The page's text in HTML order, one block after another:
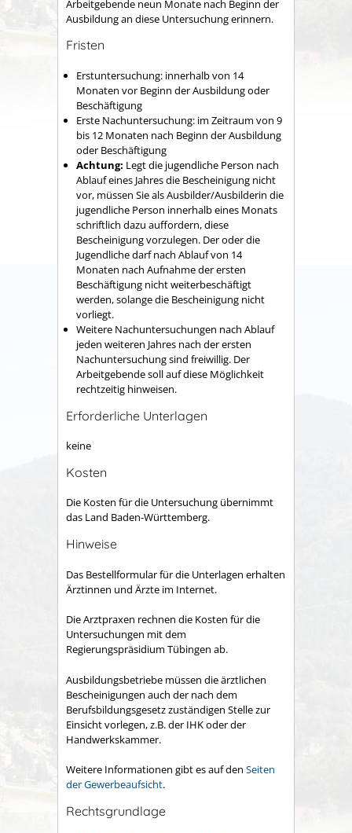
Arbeitgebende neun Monate nach Beginn der
Ausbildung an diese Untersuchungerinnern.
Fristen
Erstuntersuchung: innerhalb von 14
Monaten vor Beginn der Ausbildung oder
Beschäftigung
Erste Nachuntersuchung: im Zeitraum von 9
bis 12 Monaten nach Beginn der Ausbildung
oder Beschäftigung
Achtung: Legt die jugendliche Person nach
Ablauf eines Jahres die Bescheinigung nicht
vor, müssen Sie als Ausbilder/Ausbilderin die
jugendliche Person innerhalb eines Monats
schriftlich dazu auffordern, diese
Bescheinigung vorzulegen. Der oder die
Jugendliche darf nach Ablauf von 14
Monaten nach Aufnahme der ersten
Beschäftigung nicht weiterbeschäftigt
werden, solange die Bescheinigung nicht
vorliegt.
Weitere Nachuntersuchungen nach Ablauf
jeden weiteren Jahres nach der ersten
Nachuntersuchung sind freiwillig. Der
Arbeitgebende soll auf diese Möglichkeit
rechtzeitig hinweisen.
Erforderliche Unterlagen
keine
Kosten
Die Kosten für die Untersuchung übernimmt
das Land Baden-Württemberg.
Hinweise
Das Bestellformular für die Unterlagen erhalten
Ärztinnen und Ärzte im Internet.
Die Arztpraxen rechnen die Kosten für die
Untersuchungen mit dem
Regierungspräsidium Tübingen ab.
Ausbildungsbetriebe müssen die ärztlichen
Bescheinigungen auch der nach dem
Berufsbildungsgesetz zuständigen Stelle zur
Einsicht vorlegen, z.B. der IHK oder der
Handwerkskammer.
Weitere Informationen gibt es auf den Seiten
der Gewerbeaufsicht.
Rechtsgrundlage